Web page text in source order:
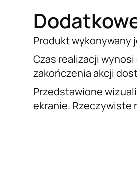
Produkt wykonywany
Czas realizacji
zakończenia akcji
Przedstawione
ekranie. Rzeczywiste